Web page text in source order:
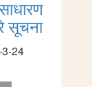
सूचना
24